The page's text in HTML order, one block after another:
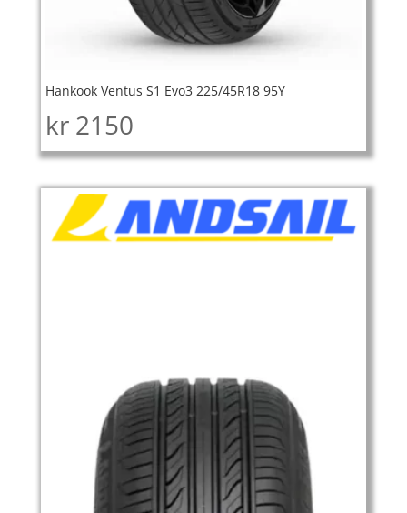
Hankook Ventus S1 Evo3 225/45R18 95Y
kr 2150